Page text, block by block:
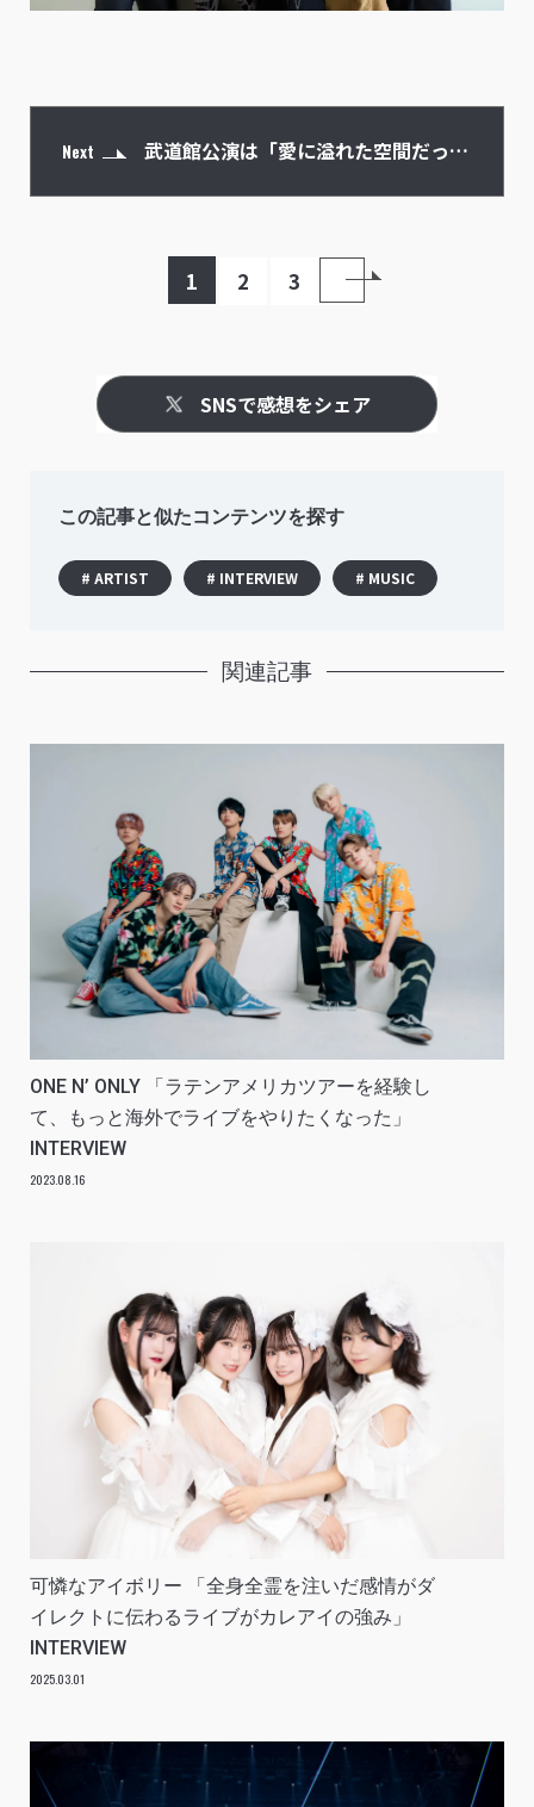
Next 武道館公演は「愛に溢れた空間だっ
1 2 3
SNSで感想をシェア
この記事と似たコンテンツを探す
# ARTIST # INTERVIEW # MUSIC
関連記事
ONE N’ ONLY 「ラテンアメリカツアーを経験し
て、もっと海外でライブをやりたくなった」
INTERVIEW
2023.08.16
可憐なアイボリー 「全身全霊を注いだ感情がダ
イレクトに伝わるライブがカレアイの強み」
INTERVIEW
2025.03.01